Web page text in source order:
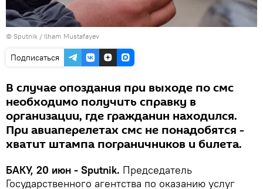
© Sputnik / Ilham Mustafayev
Подписаться
В случае опоздания при выходе по смс
необходимо получить справку в
организации, где гражданин находился.
При авиаперелетах смс не понадобятся -
хватит штампа пограничников и билета.
БАКУ, 20 июн - Sputnik. Председатель
Государственного агентства по оказанию услуг